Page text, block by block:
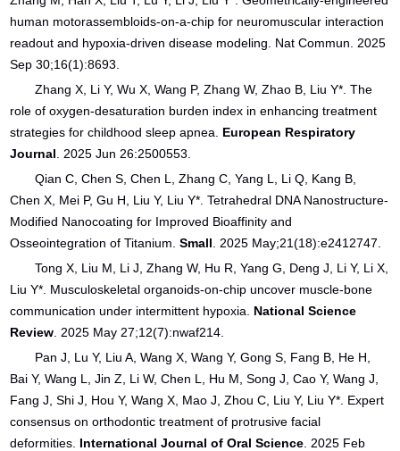
human motorassembloids-on-a-chip for neuromuscular interaction
readout and hypoxia-driven disease modeling. Nat Commun. 2025
Sep 30;16(1):8693.
Zhang X, Li Y, Wu X, Wang P, Zhang W, Zhao B, Liu Y*. The
role of oxygen-desaturation burden index in enhancing treatment
strategies for childhood sleep apnea. European Respiratory
Journal. 2025 Jun 26:2500553.
Qian C, Chen S, Chen L, Zhang C, Yang L, Li Q, Kang B,
Chen X, Mei P, Gu H, Liu Y, Liu Y*. Tetrahedral DNA Nanostructure-
Modified Nanocoating for Improved Bioaffinity and
Osseointegration of Titanium.Small . 2025 May;21(18):e2412747.
Tong X, Liu M, Li J, Zhang W, Hu R, Yang G, Deng J, Li Y, Li X,
Liu Y*. Musculoskeletal organoids-on-chip uncover muscle-bone
communication under intermittent hypoxia. National Science
Review . 2025 May 27;12(7):nwaf214.
Pan J, Lu Y, Liu A, Wang X, Wang Y, Gong S, Fang B, He H,
Bai Y, Wang L, Jin Z, Li W, Chen L, Hu M, Song J, Cao Y, Wang J,
Fang J, Shi J, Hou Y, Wang X, Mao J, Zhou C, Liu Y, Liu Y*. Expert
consensus on orthodontic treatment of protrusive facial
deformities. International Journal of Oral Science . 2025 Feb